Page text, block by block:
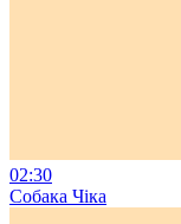
02:30
Собака Чіка